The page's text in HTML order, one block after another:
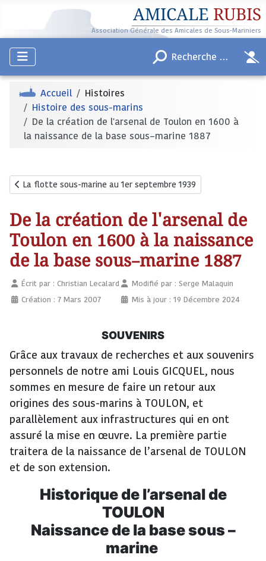
AMICALE RUBIS
Association Générale des Amicales de Sous-Mariniers
Accueil
Histoires
Histoire des sous-marins
De la création de l'arsenal de Toulon en 1600 à
la naissance de la base sous–marine 1887
Article précédent : La flotte sous-marine au 1er septembre 1939
La flotte sous-marine au 1er septembre 1939
De la création de l'arsenal de
Toulon en 1600 à la naissance
de la base sous–marine 1887
Écrit par :Christian Lecalard
Création : 7 Mars 2007
Modifié par : Serge Malaquin
Mis à jour : 19 Décembre 2024
SOUVENIRS
Grâce aux travaux de recherches et aux souvenirs
personnels de notre ami Louis GICQUEL, nous
sommes en mesure de faire un retour aux
origines des sous-marins à TOULON, et
parallèlement aux infrastructures qui en ont
assuré la mise en œuvre. La première partie
traitera de la naissance de l’arsenal de TOULON
et de son extension.
Historique de l’arsenal de
TOULON
Naissance de la base sous –
marine